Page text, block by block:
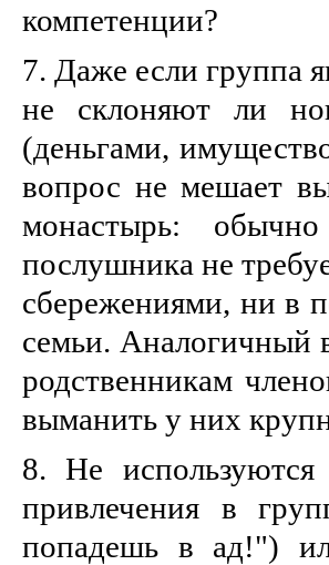
компетенции?
7. Даже если группа
не склоняют ли
(деньгами,
вопрос не мешает
монастырь:
послушника не
сбережениями, ни в
семьи. Аналогичный
родственникам
выманить у них
8. Не
привлечения в
попадешь в ад!")